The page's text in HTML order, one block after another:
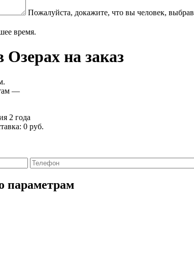
Пожалуйста, докажите, что вы человек, выбрав
время.
Озерах на заказ
—
2 года
0 руб.
параметрам